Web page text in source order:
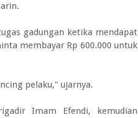
gadungan ketika mendapat
membayar Rp 600.000 untuk
pelaku," ujarnya.
Imam Efendi, kemudian